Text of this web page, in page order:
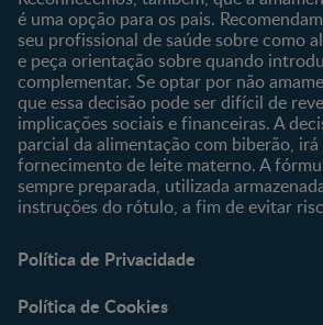
é uma opção para os pais.
seu profissional de saúde sobre como
e peça orientação sobre quando
complementar. Se optar por não
que essa decisão pode ser difícil de
implicações sociais e financeiras. A
parcial da alimentação com biberão,
fornecimento de leite materno. A
sempre preparada, utilizada
instruções do rótulo, a fim de evitar
Política de Privacidade
Política de Cookies